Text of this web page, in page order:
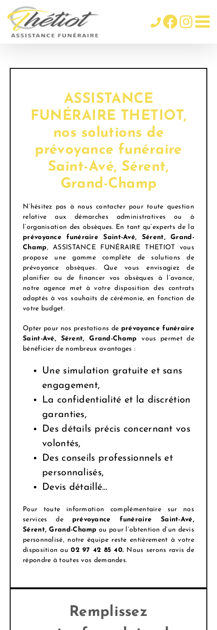
Passer
au
contenu
ASSISTANCE
FUNÉRAIRE THETIOT,
nos solutions de
prévoyance funéraire
Saint-Avé, Sérent,
Grand-Champ
N’hésitez pas à nous contacter pour toute question
relative aux démarches administratives ou à
l’organisation des obsèques. En tant qu’experts de la
prévoyance funéraire Saint-Avé, Sérent, Grand-
Champ, ASSISTANCE FUNÉRAIRE THETIOT vous
propose une gamme complète de solutions de
prévoyance obsèques. Que vous envisagiez de
planifier ou de financer vos obsèques à l’avance,
notre agence met à votre disposition des contrats
adaptés à vos souhaits de cérémonie, en fonction de
votre budget.
Opter pour nos prestations de prévoyance funéraire
Saint-Avé, Sérent, Grand-Champvous permet de
bénéficier de nombreux avantages :
Une simulation gratuite et sans
engagement,
La confidentialité et la discrétion
garanties,
Des détails précis concernant vos
volontés,
Des conseils professionnels et
personnalisés,
Devis détaillé…
Pour toute information complémentaire sur nos
services de prévoyance funéraire Saint-Avé,
Sérent, Grand-Champ ou pour l’obtention d’un devis
personnalisé, notre équipe reste entièrement à votre
disposition au02 97 42 85 40. Nous serons ravis de
répondre à toutes vos demandes.
Remplissez